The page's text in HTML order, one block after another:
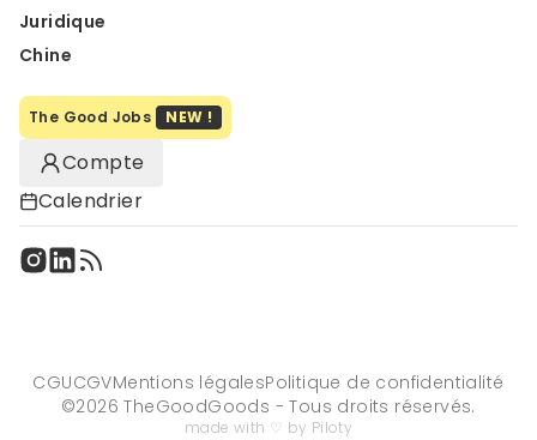
Juridique
Chine
The Good Jobs NEW !
Compte
Calendrier
CGUCGVMentions légalesPolitique de confidentialité
©2026 TheGoodGoods - Tous droits réservés.
made with ♡ by Piloty